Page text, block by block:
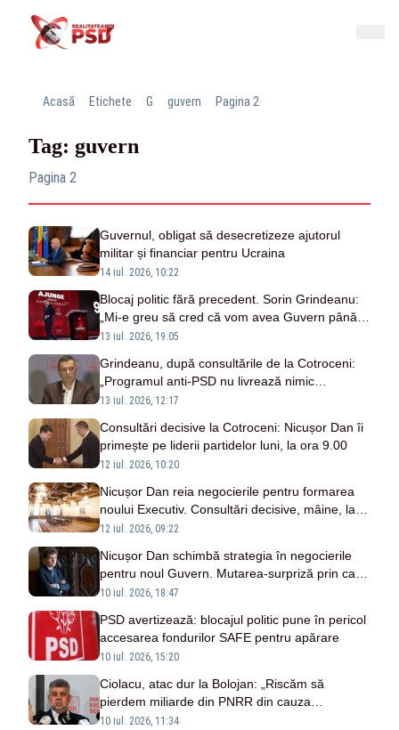
Acasă Etichete G guvern Pagina 2
Tag: guvern
Pagina 2
Guvernul, obligat să desecretizeze ajutorul
militar și financiar pentru Ucraina
14 iul. 2026, 10:22
Blocaj politic fără precedent. Sorin Grindeanu:
„Mi-e greu să cred că vom avea Guvern până la
1 septembrie”
13 iul. 2026, 19:05
Grindeanu, după consultările de la Cotroceni:
„Programul anti-PSD nu livrează nimic
cetățenilor”
13 iul. 2026, 12:17
Consultări decisive la Cotroceni: Nicușor Dan îi
primește pe liderii partidelor luni, la ora 9.00
12 iul. 2026, 10:20
Nicușor Dan reia negocierile pentru formarea
noului Executiv. Consultări decisive, mâine, la
Palatul Cotroceni
12 iul. 2026, 09:22
Nicușor Dan schimbă strategia în negocierile
pentru noul Guvern. Mutarea-surpriză prin care
pune presiune pe liderii fostei coaliții
10 iul. 2026, 18:47
PSD avertizează: blocajul politic pune în pericol
accesarea fondurilor SAFE pentru apărare
10 iul. 2026, 15:20
Ciolacu, atac dur la Bolojan: „Riscăm să
pierdem miliarde din PNRR din cauza
incompetenței conducătorilor”
10 iul. 2026, 11:34